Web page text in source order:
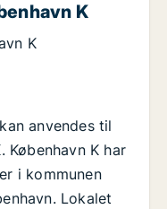
K
K
anvendes til
København K har
i kommunen
Lokalet